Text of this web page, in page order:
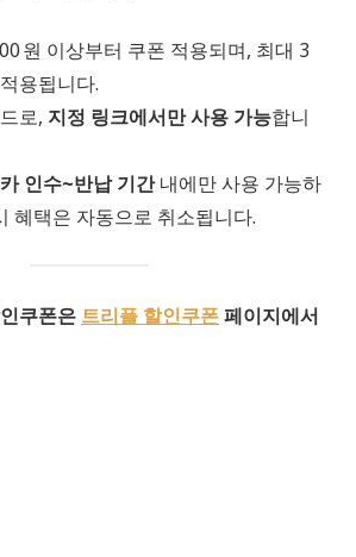
원 이상부터 쿠폰 적용되며, 최대 3
용됩니다.
로, 지정 링크에서만 사용 가능합니
인수~반납 기간내에만 사용 가능하
혜택은 자동으로 취소됩니다.
쿠폰은 트리플 할인쿠폰페이지에서